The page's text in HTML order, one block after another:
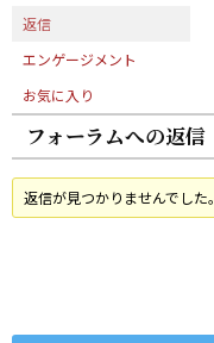
返信
エンゲージメント
お気に入り
フォーラムへの返信
返信が見つかりませんでした。